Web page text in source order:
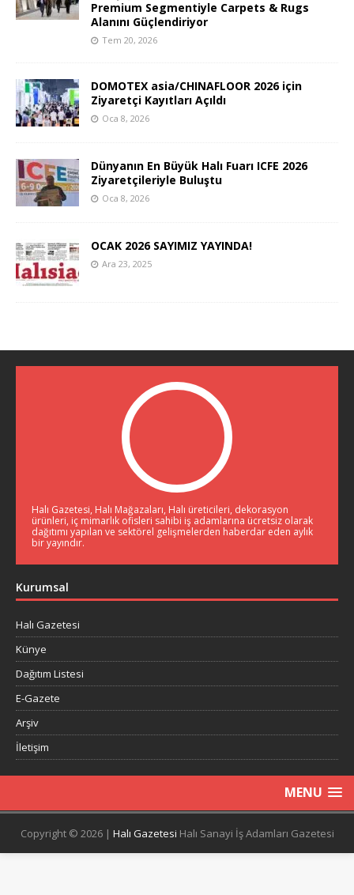
Premium Segmentiyle Carpets & Rugs
Alanını Güçlendiriyor
Tem 20, 2026
DOMOTEX asia/CHINAFLOOR 2026 için
Ziyaretçi Kayıtları Açıldı
Oca 8, 2026
Dünyanın En Büyük Halı Fuarı ICFE 2026
Ziyaretçileriyle Buluştu
Oca 8, 2026
OCAK 2026 SAYIMIZ YAYINDA!
Ara 23, 2025
Halı Gazetesi, Halı Mağazaları, Halı üreticileri, dekorasyon
ürünleri, iç mimarlık ofisleri sahibi iş adamlarına ücretsiz olarak
dağıtımı yapılan ve sektörel gelişmelerden haberdar eden aylık
bir yayındır.
Kurumsal
Halı Gazetesi
Künye
Dağıtım Listesi
E-Gazete
Arşiv
İletişim
MENU
Copyright © 2026 | Halı Gazetesi Halı Sanayi İş Adamları Gazetesi